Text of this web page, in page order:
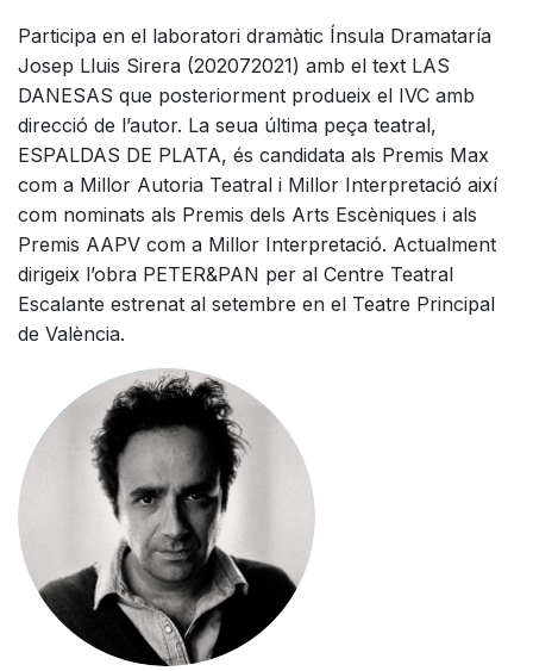
Participa en el laboratori dramàtic Ínsula Dramataría
Josep Lluis Sirera (202072021) amb el text LAS
DANESAS que posteriorment produeix el IVC amb
direcció de l’autor. La seua última peça teatral,
ESPALDAS DE PLATA, és candidata als Premis Max
com a Millor Autoria Teatral i Millor Interpretació així
com nominats als Premis dels Arts Escèniques i als
Premis AAPV com a Millor Interpretació. Actualment
dirigeix l’obra PETER&PAN per al Centre Teatral
Escalante estrenat al setembre en el Teatre Principal
de València.